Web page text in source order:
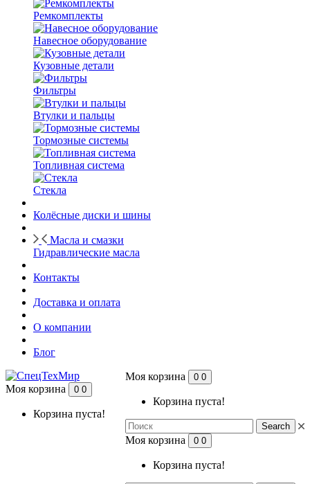
Ремкомплекты
Навесное оборудование
Кузовные детали
Фильтры
Втулки и пальцы
Тормозные системы
Топливная система
Стекла
Колёсные диски и шины
Масла и смазки
Гидравлические масла
Контакты
Доставка и оплата
О компании
Блог
Моя корзина 0 0
Корзина пуста!
Search
Моя корзина 0 0
Корзина пуста!
Моя корзина 0 0
Корзина пуста!